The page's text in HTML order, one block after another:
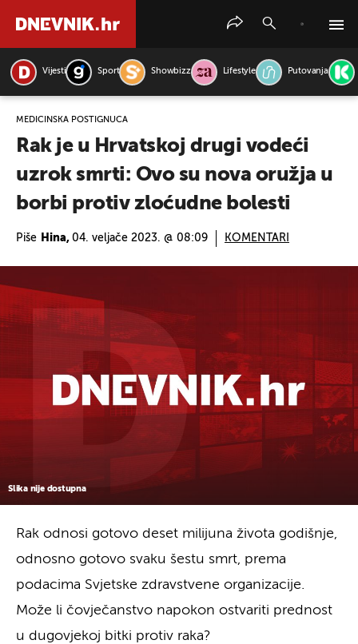
Vijesti Sport Showbizz Lifestyle Putovanja
MEDICINSKA POSTIGNUĆA
Rak je u Hrvatskoj drugi vodeći
uzrok smrti: Ovo su nova oružja u
borbi protiv zloćudne bolesti
Piše Hina, 04. veljače 2023. @ 08:09 KOMENTARI
Slika nije dostupna
Rak odnosi gotovo deset milijuna života godišnje,
odnosno gotovo svaku šestu smrt, prema
podacima Svjetske zdravstvene organizacije.
Može li čovječanstvo napokon ostvariti prednost
u dugovjekoj bitki protiv raka?
PRETRAŽITE VIJESTI